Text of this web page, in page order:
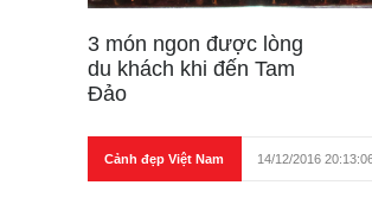
3 món ngon được lòng
du khách khi đến Tam
Đảo
Cảnh đẹp Việt Nam 14/12/2016